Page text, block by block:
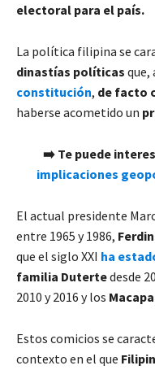
electoral para el país.
La política filipina se
dinastías políticas que,
constitución, de facto
haberse acometido un
➡️ Te puede
implicaciones
El actual presidente
entre 1965 y 1986,
que el siglo XXI ha
familia Dutertedesde
2010 y 2016 y los
Estos comicios se
contexto en el que